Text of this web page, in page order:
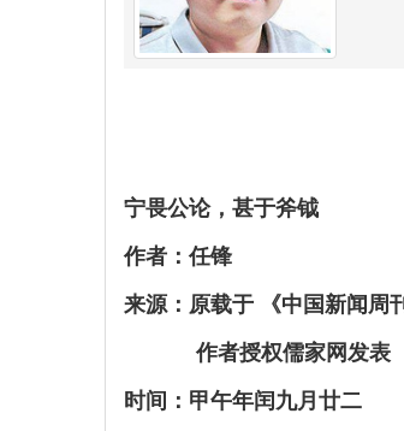
宁畏公论，甚于斧钺
作者：任锋
来源：原载于 《中国新闻周
作者授权儒家网发表
时间：甲午年闰九月廿二